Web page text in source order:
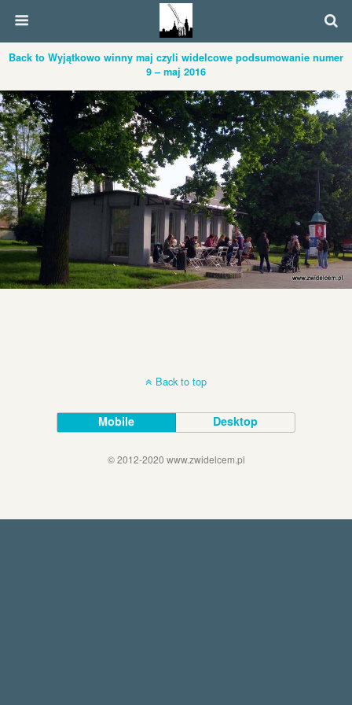
Back to Wyjątkowo winny maj czyli widelcowe podsumowanie numer
9 – maj 2016
Back to top
Mobile Desktop
© 2012-2020 www.zwidelcem.pl